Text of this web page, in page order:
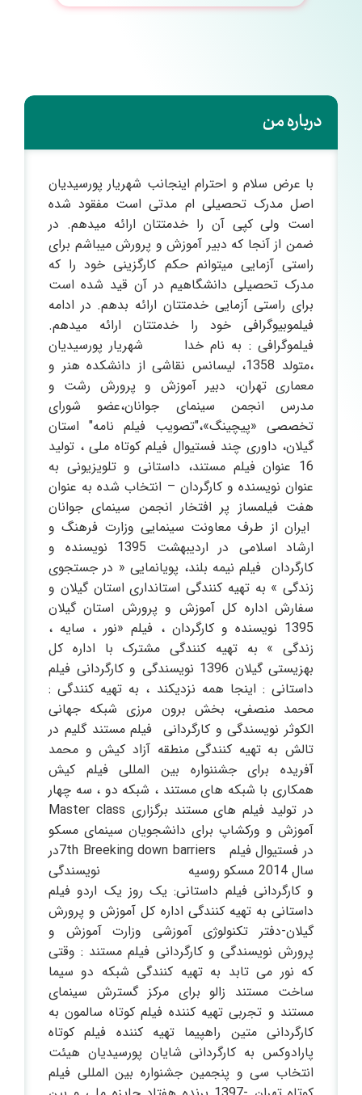
درباره من
با عرض سلام و احترام اینجانب شهریار پورسیدیان
اصل مدرک تحصیلی ام مدتی است مفقود شده
است ولی کپی آن را خدمتتان ارائه میدهم. در
ضمن از آنجا که دبیر آموزش و پرورش میباشم برای
راستی آزمایی میتوانم حکم کارگزینی خود را که
مدرک تحصیلی دانشگاهیم در آن قید شده است
برای راستی آزمایی خدمتتان ارائه بدهم. در ادامه
فیلموبیوگرافی خود را خدمتتان ارائه میدهم.
فیلموگرافی : به نام خدا شهریار پورسیدیان
،متولد 1358، لیسانس نقاشی از دانشکده هنر و
معماری تهران، دبیر آموزش و پرورش رشت و
مدرس انجمن سینمای جوانان،عضو شورای
تخصصی «پیچینگ»،"تصویب فیلم نامه" استان
گیلان، داوری چند فستیوال فیلم کوتاه ملی ، تولید
16 عنوان فیلم مستند، داستانی و تلویزیونی به
عنوان نویسنده و کارگردان – انتخاب شده به عنوان
هفت فیلمساز پر افتخار انجمن سینمای جوانان
ایران از طرف معاونت سینمایی وزارت فرهنگ و
ارشاد اسلامی در اردیبهشت 1395 نویسنده و
کارگردان فیلم نیمه بلند، پویانمایی « در جستجوی
زندگی » به تهیه کنندگی استانداری استان گیلان و
سفارش اداره کل آموزش و پرورش استان گیلان
1395 نویسنده و کارگردان ، فیلم «نور ، سایه ،
زندگی » به تهیه کنندگی مشترک با اداره کل
بهزیستی گیلان 1396 نویسندگی و کارگردانی فیلم
داستانی : اینجا همه نزدیکند ، به تهیه کنندگی :
محمد منصفی، بخش برون مرزی شبکه جهانی
الکوثر نویسندگی و کارگردانی فیلم مستند گلیم در
تالش به تهیه کنندگی منطقه آزاد کیش و محمد
آفریده برای جشننواره بین المللی فیلم کیش
همکاری با شبکه های مستند ، شبکه دو ، سه چهار
در تولید فیلم های مستند برگزاری Master class
آموزش و ورکشاپ برای دانشجویان سینمای مسکو
در فستیوال فیلم 7th Breeking down barriersدر
سال 2014 مسکو روسیه نویسندگی
و کارگردانی فیلم داستانی: یک روز یک اردو فیلم
داستانی به تهیه کنندگی اداره کل آموزش و پرورش
گیلان-دفتر تکنولوژی آموزشی وزارت آموزش و
پرورش نویسندگی و کارگردانی فیلم مستند : وقتی
که نور می تابد به تهیه کنندگی شبکه دو سیما
ساخت مستند زالو برای مرکز گسترش سینمای
مستند و تجربی تهیه کننده فیلم کوتاه سالمون به
کارگردانی متین راهپیما تهیه کننده فیلم کوتاه
پارادوکس به کارگردانی شایان پورسیدیان هیئت
انتخاب سی و پنجمین جشنواره بین المللی فیلم